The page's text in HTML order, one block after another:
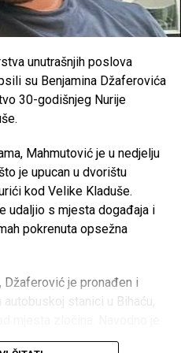
–50.000 KM
KM
KM
8.000 KM
– 7.500 KM
KM
imaju zaposleni u
registar-zaposlenih-u-
unutrašnjih poslova
su Benjamina Džaferovića
30-godišnjeg Nurije
Mahmutović je u nedjelju
je upucan u dvorištu
kod Velike Kladuše.
udaljio s mjesta događaja i
pokrenuta opsežna
Džaferović je pronađen i
stanici u Bihaću,
nastaviti bijeg.